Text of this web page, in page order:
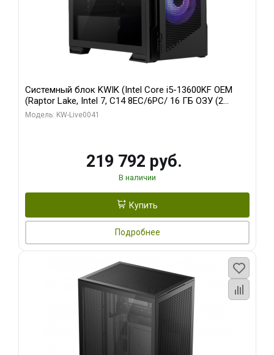
Системный блок KWIK (Intel Core i5-13600KF OEM
(Raptor Lake, Intel 7, C14 8EC/6PC/ 16 ГБ ОЗУ (2
модуля)/ Palit RTX5080 GAMINGPRO OC 16GB GDDR7
Модель: KW-Live0041
219 792 руб.
В наличии
Купить
Подробнее